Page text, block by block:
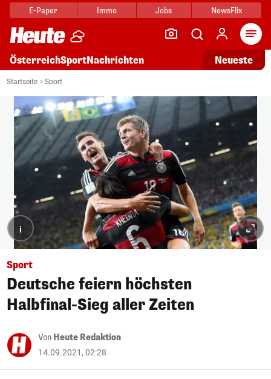
E-Paper Immo Jobs NewsFlix
ÖsterreichSportNachrichten Neueste
Startseite Sport
i
Sport
Deutsche feiern höchsten
Halbfinal-Sieg aller Zeiten
Von Heute Redaktion
14.09.2021, 02:28